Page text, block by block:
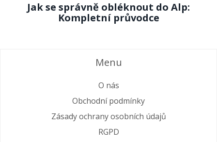
Jak se správně obléknout do Alp:
Kompletní průvodce
Menu
O nás
Obchodní podmínky
Zásady ochrany osobních údajů
RGPD